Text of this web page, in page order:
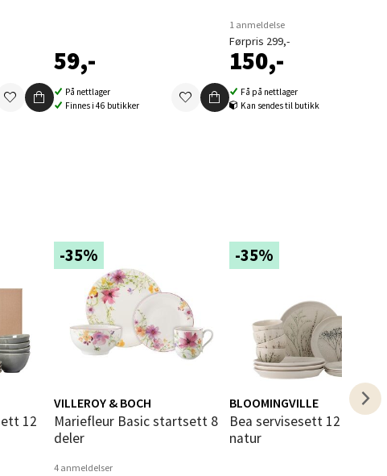
59,-
På nettlager
Finnes i 46 butikker
1 anmeldelse
Førpris 299,-
150,-
Få på nettlager
Kan sendes til butikk
-35%
VILLEROY & BOCH
Mariefleur Basic startsett 8
deler
4 anmeldelser
-35%
BLOOMINGVILLE
Bea servisesett 12 deler
natur
Velg
Velg